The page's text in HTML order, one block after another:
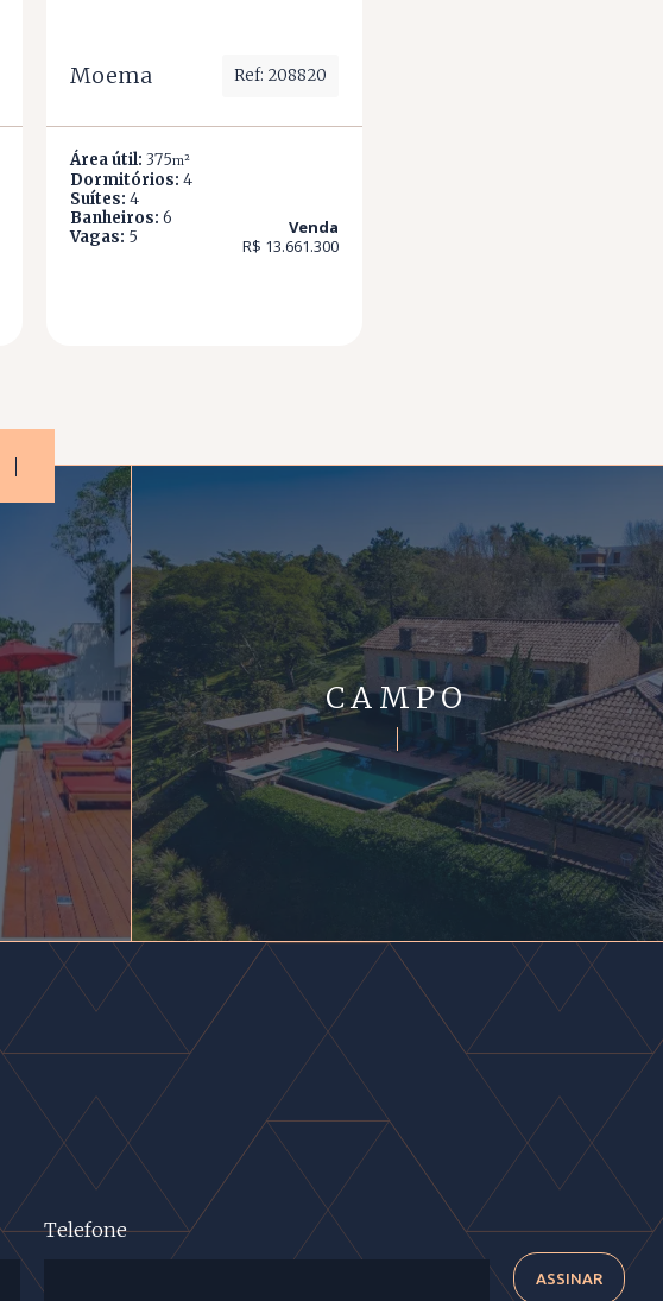
Moema Ref: 208820
Área útil: 375m²
Dormitórios: 4
Suítes: 4
Banheiros: 6
Vagas: 5
Venda
R$ 13.661.300
CAMPO
Telefone